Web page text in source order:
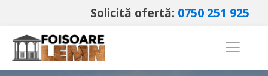
Solicită ofertă: 0750 251 925